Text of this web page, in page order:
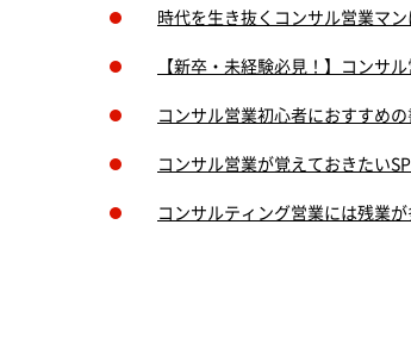
時代を生き抜くコンサル営業マ
【新卒・未経験必見！】コンサ
コンサル営業初心者におすすめ
コンサル営業が覚えておきたい
コンサルティング営業には残業